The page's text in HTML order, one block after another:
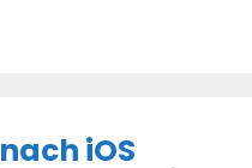
iOS